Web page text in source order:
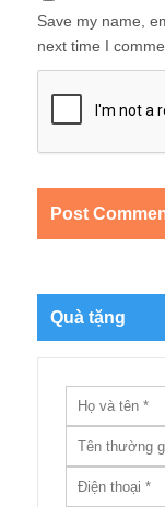
Save my name,
next time I
Quà tặng